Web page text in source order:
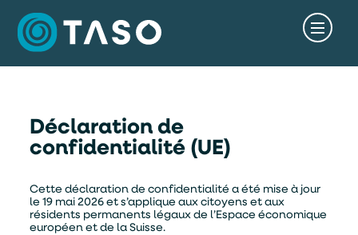
Déclaration de
confidentialité (UE)
Cette déclaration de confidentialité a été mise à jour
le 19 mai 2026 et s’applique aux citoyens et aux
résidents permanents légaux de l’Espace économique
européen et de la Suisse.